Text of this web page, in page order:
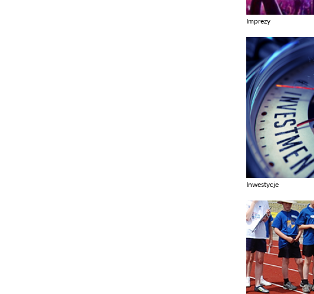
Imprezy
Inwestycje